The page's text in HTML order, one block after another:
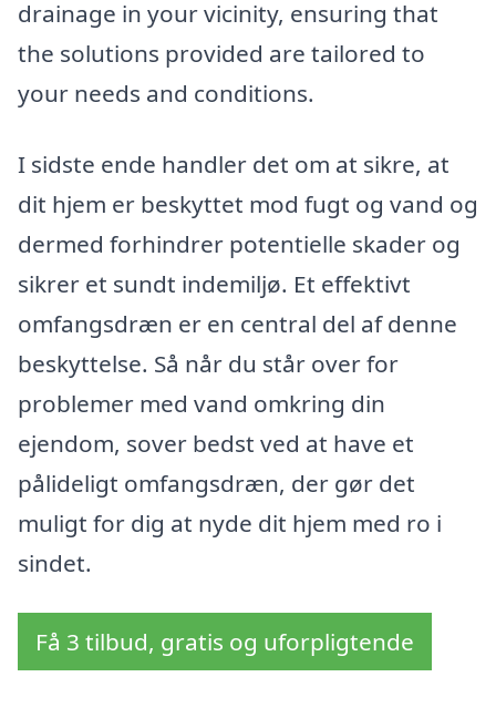
drainage in your vicinity, ensuring that
the solutions provided are tailored to
your needs and conditions.
I sidste ende handler det om at sikre, at
dit hjem er beskyttet mod fugt og vand og
dermed forhindrer potentielle skader og
sikrer et sundt indemiljø. Et effektivt
omfangsdræn er en central del af denne
beskyttelse. Så når du står over for
problemer med vand omkring din
ejendom, sover bedst ved at have et
pålideligt omfangsdræn, der gør det
muligt for dig at nyde dit hjem med ro i
sindet.
Få 3 tilbud, gratis og uforpligtende